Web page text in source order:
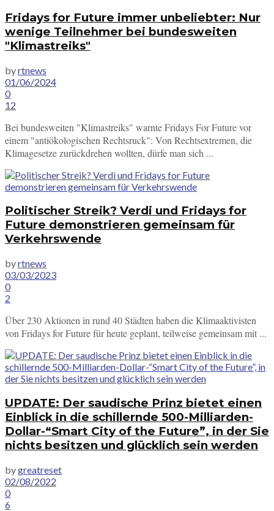
Fridays for Future immer unbeliebter: Nur
wenige Teilnehmer bei bundesweiten
"Klimastreiks"
byrtnews
01/06/2024
0
12
Bei bundesweiten "Klimastreiks" warnte Fridays For Future vor
einem "antiökologischen Rechtsruck": Von Rechtsextremen, die
Klimagesetze zurückdrehen wollten, dürfe man sich ...
Politischer Streik? Verdi und Fridays for
Future demonstrieren gemeinsam für
Verkehrswende
byrtnews
03/03/2023
0
2
Über 230 Aktionen in rund 40 Städten haben die Klimaaktivisten
von Fridays for Future für heute geplant, teilweise gemeinsam mit ...
UPDATE: Der saudische Prinz bietet einen
Einblick in die schillernde 500-Milliarden-
Dollar-“Smart City of the Future”, in der Sie
nichts besitzen und glücklich sein werden
bygreatreset
02/08/2022
0
6